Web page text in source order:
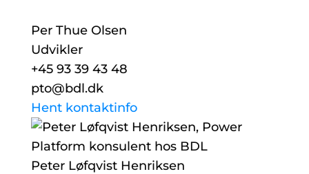
Per Thue Olsen
Udvikler
+45 93 39 43 48
pto@bdl.dk
Hent kontaktinfo
Peter Løfqvist Henriksen